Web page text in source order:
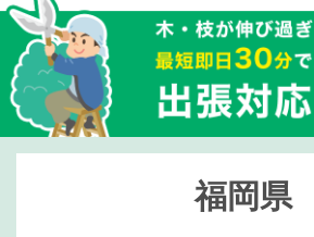
福岡県